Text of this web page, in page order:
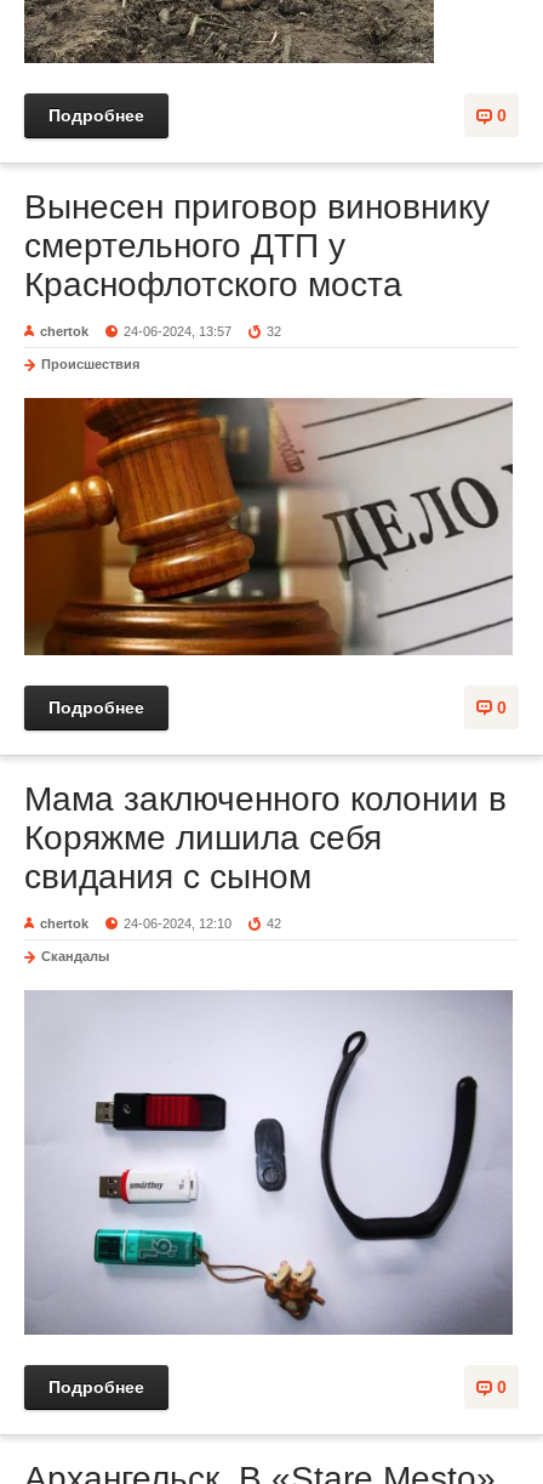
0
Подробнее
Вынесен приговор виновнику
смертельного ДТП у
Краснофлотского моста
chertok 24-06-2024, 13:57 32
Происшествия
0
Подробнее
Мама заключенного колонии в
Коряжме лишила себя
свидания с сыном
chertok 24-06-2024, 12:10 42
Скандалы
0
Подробнее